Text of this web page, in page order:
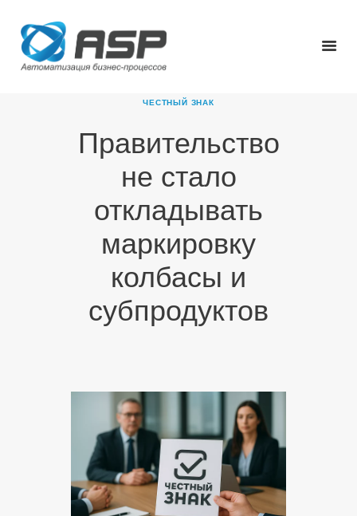
ЧЕСТНЫЙ ЗНАК
Правительство
не стало
откладывать
маркировку
колбасы и
субпродуктов
ГЛАВНАЯ
О КОМПАНИИ
НОВОСТИ
КАРЬЕРА
ПАРТНЕРЫ
КОНТАКТЫ